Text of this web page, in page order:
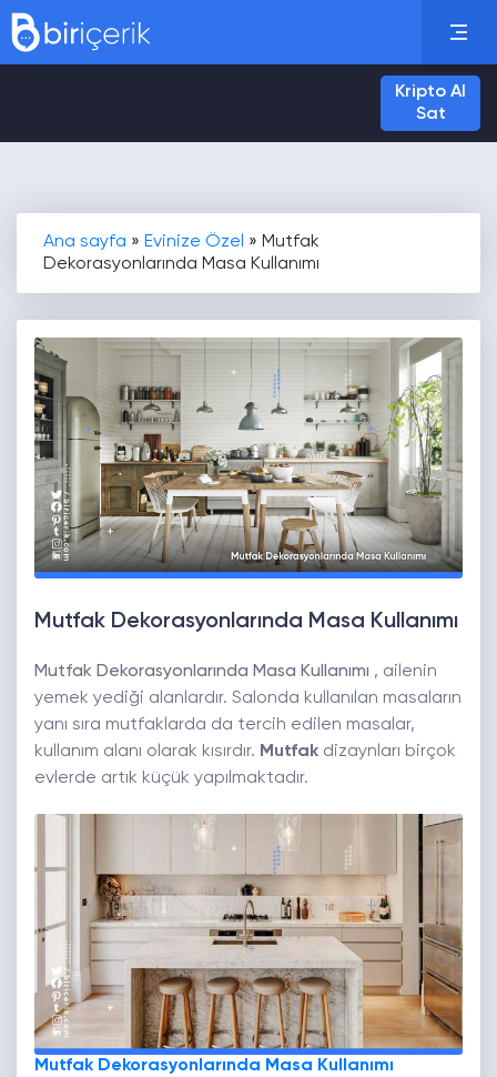
Kripto Al
Sat
Ana sayfa » Evinize Özel » Mutfak
Dekorasyonlarında Masa Kullanımı
Mutfak Dekorasyonlarında Masa Kullanımı
Mutfak Dekorasyonlarında Masa Kullanımı , ailenin
yemek yediği alanlardır. Salonda kullanılan masaların
yanı sıra mutfaklarda da tercih edilen masalar,
kullanım alanı olarak kısırdır. Mutfak dizaynları birçok
evlerde artık küçük yapılmaktadır.
Mutfak Dekorasyonlarında Masa Kullanımı